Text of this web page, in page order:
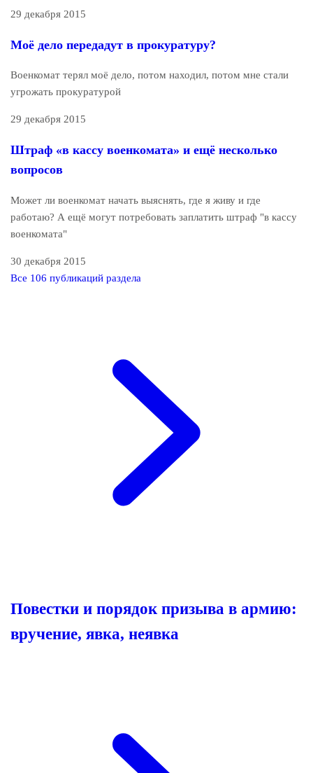
29 декабря 2015
Моё дело передадут в прокуратуру?
Военкомат терял моё дело, потом находил, потом мне стали
угрожать прокуратурой
29 декабря 2015
Штраф «в кассу военкомата» и ещё несколько
вопросов
Может ли военкомат начать выяснять, где я живу и где
работаю? А ещё могут потребовать заплатить штраф "в кассу
военкомата"
30 декабря 2015
Все 106 публикаций раздела
Повестки и порядок призыва в армию:
вручение, явка, неявка